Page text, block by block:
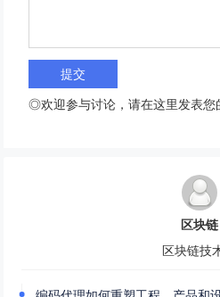
◎欢迎参与讨论，请在这里发表您
区块链
区块链技